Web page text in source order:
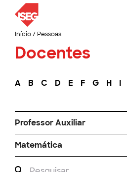
Início/ Pessoas
Docentes
A B C D E F G H I
Professor Auxiliar
Matemática